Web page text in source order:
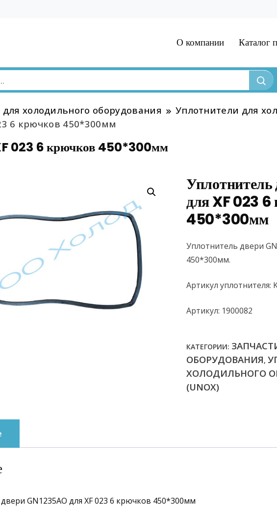
О компании Каталог
для холодильного оборудования
Уплотнители для
6 крючков 450*300мм
023 6 крючков 450*300мм
для XF 023
450*300мм
Уплотнитель двери
450*300мм.
Артикул уплотнителя:
Артикул: 1900082
КАТЕГОРИИ:
ОБОРУДОВАНИЯ,
ХОЛОДИЛЬНОГО
(UNOX)
GN1235AO для XF 023 6 крючков 450*300мм